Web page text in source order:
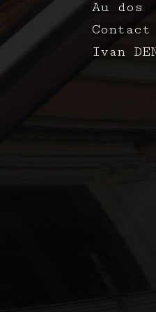
Au dos
Contact
Ivan